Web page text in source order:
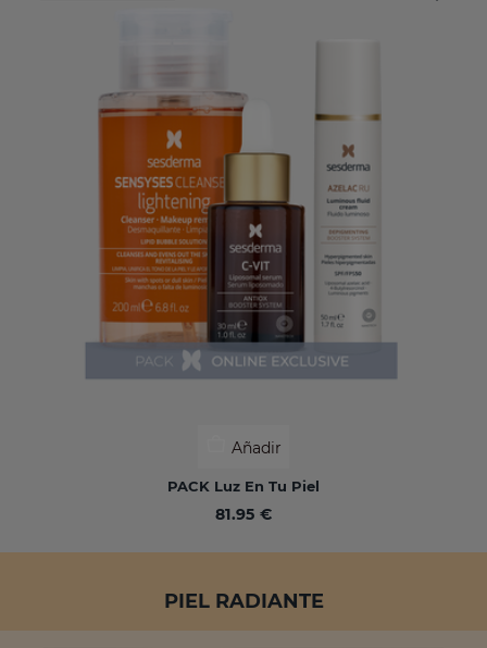
Añadir
PACK Luz En Tu Piel
81.95 €
PIEL RADIANTE